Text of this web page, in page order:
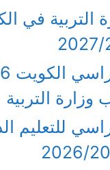
التربية في
للتعليم